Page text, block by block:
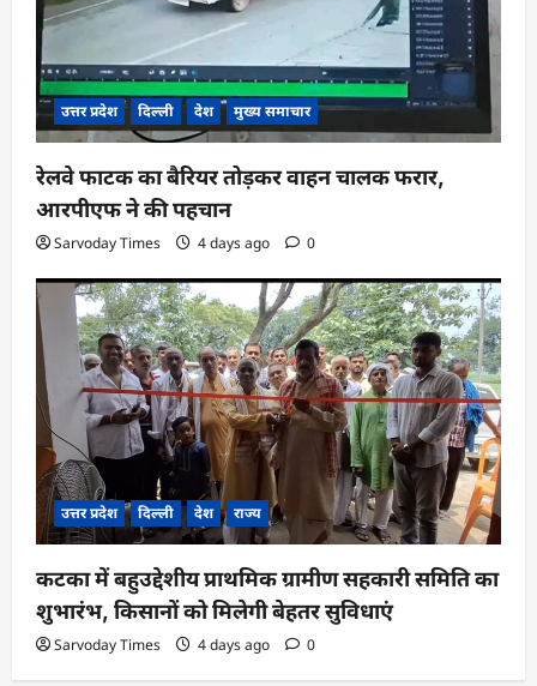
उत्तर प्रदेश दिल्ली देश मुख्य समाचार
रेलवे फाटक का बैरियर तोड़कर वाहन चालक फरार,
आरपीएफ ने की पहचान
Sarvoday Times 4 days ago 0
उत्तर प्रदेश दिल्ली देश राज्य
कटका में बहुउद्देशीय प्राथमिक ग्रामीण सहकारी समिति का
शुभारंभ, किसानों को मिलेगी बेहतर सुविधाएं
Sarvoday Times 4 days ago 0